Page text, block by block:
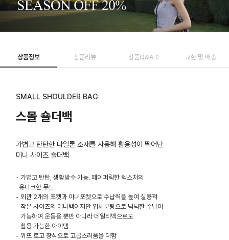
상품정보 상품리뷰 상품Q&A 0 교환 및 배송
SMALL SHOULDER BAG
스몰 숄더백
가볍고 탄탄한 나일론 소재를 사용해 활용성이 뛰어난
미니 사이즈 숄더백
- 가볍고 탄탄, 생활방수 가능. 페이퍼릭한 텍스처의
유니크한 무드
- 외관 2개의 포켓과 이너포켓으로 수납력을 높여 실용적
- 작은 사이즈의 미니백이지만 입체분량으로 넉넉한 수납이
가능하여 운동용 뿐만 아니라 데일리백으로도
활용 가능한 아이템
- 위뜨 로고 장식으로 고급스러움을 더함